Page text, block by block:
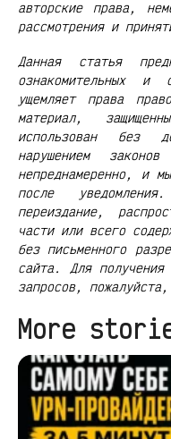
авторские права,
рассмотрения и
Данная статья
ознакомительных и
ущемляет права
материал,
использован без
нарушением
непреднамеренно, и
после
переиздание,
части или всего
без письменного
сайта. Для получения
запросов,
More